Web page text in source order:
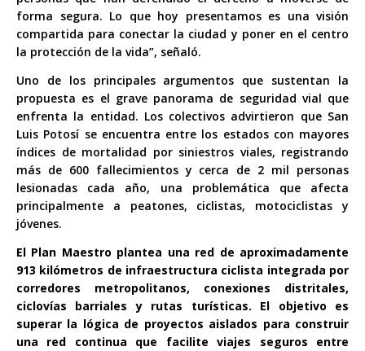
forma segura. Lo que hoy presentamos es una visión
compartida para conectar la ciudad y poner en el centro
la protección de la vida”, señaló.
Uno de los principales argumentos que sustentan la
propuesta es el grave panorama de seguridad vial que
enfrenta la entidad. Los colectivos advirtieron que San
Luis Potosí se encuentra entre los estados con mayores
índices de mortalidad por siniestros viales, registrando
más de 600 fallecimientos y cerca de 2 mil personas
lesionadas cada año, una problemática que afecta
principalmente a peatones, ciclistas, motociclistas y
jóvenes.
El Plan Maestro plantea una red de aproximadamente
913 kilómetros de infraestructura ciclista integrada por
corredores metropolitanos, conexiones distritales,
ciclovías barriales y rutas turísticas. El objetivo es
superar la lógica de proyectos aislados para construir
una red continua que facilite viajes seguros entre